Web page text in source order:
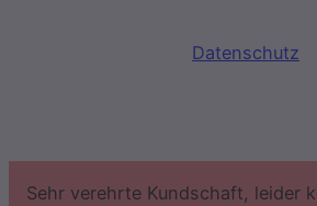
Datenschutz
Sehr verehrte Kundschaft, leider